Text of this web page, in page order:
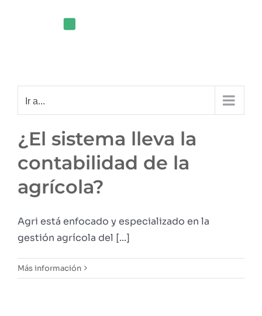
Ir a...
¿El sistema lleva la
contabilidad de la
agrícola?
Agri está enfocado y especializado en la
gestión agrícola del [...]
Más información